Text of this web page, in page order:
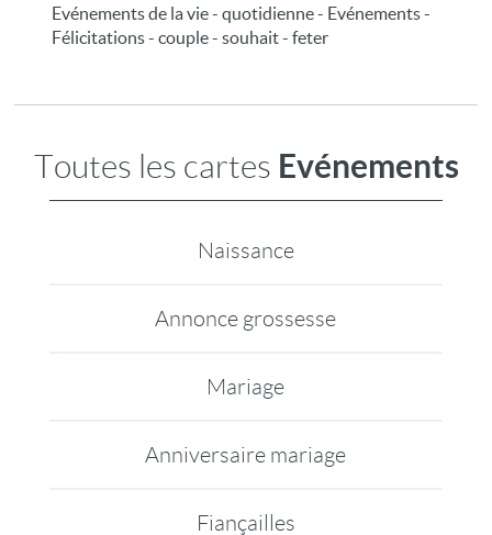
Evénements de la vie - quotidienne - Evénements -
Félicitations - couple - souhait - feter
Toutes les cartes Evénements
Naissance
Annonce grossesse
Mariage
Anniversaire mariage
Fiançailles